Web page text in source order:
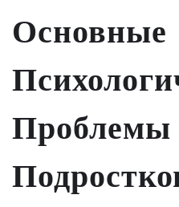
Основные
Проблемы